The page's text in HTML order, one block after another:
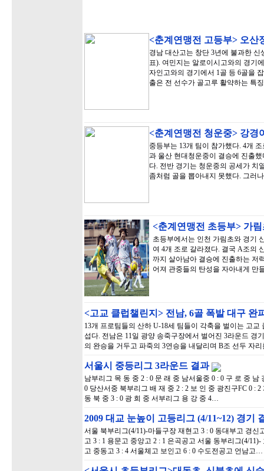
<춘계연맹전 고등부> 오산
경남 대산고는 창단 3년에 불과한
표). 여민지는 알로이시고와의 경기
자인고와의 경기에서 1골 등 6골을
출은 전 선수가 골고루 활약하는 특
<춘계연맹전 청운중> 강경
중등부는 13개 팀이 참가했다. 4개
과 울산 현대청운중이 결승에 진출
다. 전반 경기는 청운중의 공세가 치
좀처럼 골을 뽑아내지 못했다. 그러
<춘계연맹전 초등부> 가
초등부에서는 인천 가림초와 경기
여 4개 조로 갈라졌다. 결국 A조의
까지 살아남아 결승에 진출하는 저
어져 관중들의 탄성을 자아내게 만
<고교 클럽챌린지> 전남, 6골 폭발 대구 완
13개 프로팀들의 산하 U-18세 팀들이 각축을 벌이는 고
섭다. 전남은 11일 광양 송죽구장에서 벌어진 3라운드 경
의 완승을 거두고 파죽의 3연승을 내달리며 B조 선두 자
서울시 중등리그 3라운드 결과
남부리그 목 동 중 2 : 0 문 래 중 남서울중 0 : 0 구 로 중
0 당산서중 북부리그 배 재 중 2 : 2 보 인 중 광진구FC 0 :
동 북 중 3 : 0 광 희 중 서부리그 용 강 중 4…
2009 대교 눈높이 고등리그 (4/11~12) 경기
서울 북부리그(4/11)-마들구장 재현고 3 : 0 동대부고 경
고 3 : 1 용문고 중앙고 2 : 1 은곡공고 서울 동부리그(4/
고 중동고 3 : 4 서울체고 보인고 6 : 0 수도전공고 언남고…